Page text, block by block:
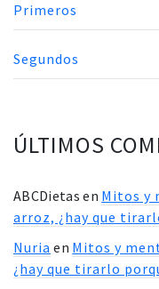
Primeros
Segundos
ÚLTIMOS
ABCDietas en Mitos y
arroz, ¿hay que
Nuria en Mitos y
¿hay que tirarlo